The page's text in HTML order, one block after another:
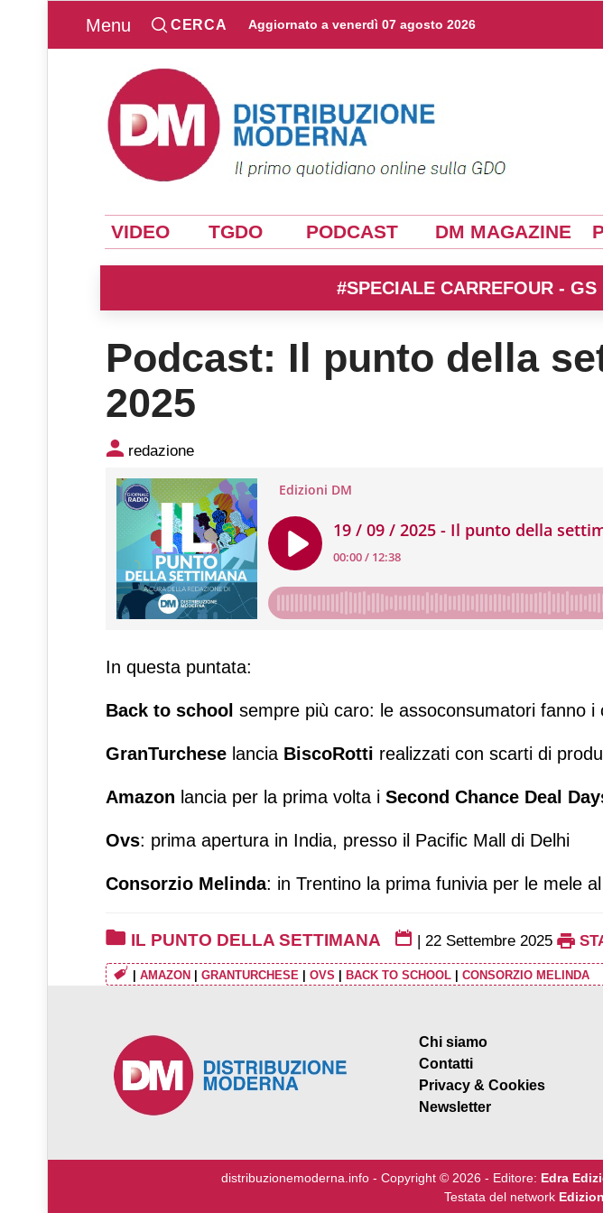
Menu CERCA Aggiornato a venerdì 07 agosto 2026
VIDEO TGDO PODCAST DM MAGAZINE
#SPECIALE CARREFOUR - GS
Podcast: Il punto della
2025
Podcast: Il punto della settimana. 19 settembre
redazione
In questa puntata:
Back to school sempre più caro: le assoconsumatori fanno i
GranTurchese lancia BiscoRotti realizzati con scarti di
Amazon lancia per la prima volta i Second Chance Deal
Ovs: prima apertura in India, presso il Pacific Mall di Delhi
Consorzio Melinda: in Trentino la prima funivia per le mele
IL PUNTO DELLA SETTIMANA | 22 Settembre 2025
AMAZON GRANTURCHESE OVS BACK TO SCHOOL CONSORZIO MELINDA
Chi siamo
Contatti
Privacy & Cookies
Newsletter
distribuzionemoderna.info - Copyright © 2026 - Editore: Edra
Testata del network